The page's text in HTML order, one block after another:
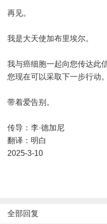
再见。
我是大天使加布里埃尔。
我与癌细胞一起向您传达此
您现在可以采取下一步行动。
带着爱告别。
传导：李·德加尼
翻译：明白
2025-3-10
全部回复